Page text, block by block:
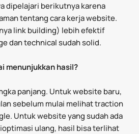
dipelajari berikutnya karena
tentang cara kerja website.
link building) lebih efektif
dan technical sudah solid.
menunjukkan hasil?
panjang. Untuk website baru,
sebelum mulai melihat traction
Untuk website yang sudah ada
ulang, hasil bisa terlihat